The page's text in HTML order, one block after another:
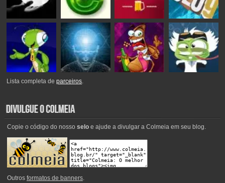
Lista completa deparceiros.
Copie o código do nosso seloe ajude a divulgar a Colmeia em seu blog.
Outros formatos de banners.